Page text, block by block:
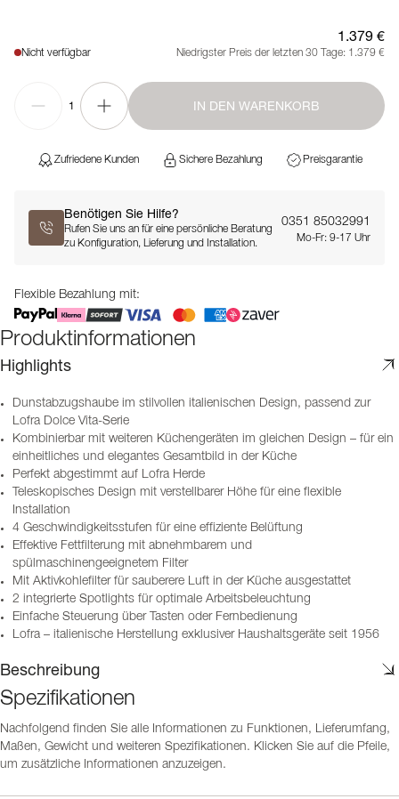
Nicht verfügbar
1.379 €
Niedrigster Preis der letzten 30 Tage: 1.379 €
1 IN DEN WARENKORB
Zufriedene Kunden Sichere Bezahlung Preisgarantie
Benötigen Sie Hilfe?
Rufen Sie uns an für eine persönliche Beratung
zu Konfiguration, Lieferung und Installation.
0351 85032991
Mo-Fr: 9-17 Uhr
Flexible Bezahlung mit:
Produktinformationen
Highlights
Dunstabzugshaube im stilvollen italienischen Design, passend zur
Lofra Dolce Vita-Serie
Kombinierbar mit weiteren Küchengeräten im gleichen Design – für ein
einheitliches und elegantes Gesamtbild in der Küche
Perfekt abgestimmt auf Lofra Herde
Teleskopisches Design mit verstellbarer Höhe für eine flexible
Installation
4 Geschwindigkeitsstufen für eine effiziente Belüftung
Effektive Fettfilterung mit abnehmbarem und
spülmaschinengeeignetem Filter
Mit Aktivkohlefilter für sauberere Luft in der Küche ausgestattet
2 integrierte Spotlights für optimale Arbeitsbeleuchtung
Einfache Steuerung über Tasten oder Fernbedienung
Lofra – italienische Herstellung exklusiver Haushaltsgeräte seit 1956
Beschreibung
Spezifikationen
Nachfolgend finden Sie alle Informationen zu Funktionen, Lieferumfang,
Maßen, Gewicht und weiteren Spezifikationen. Klicken Sie auf die Pfeile,
um zusätzliche Informationen anzuzeigen.